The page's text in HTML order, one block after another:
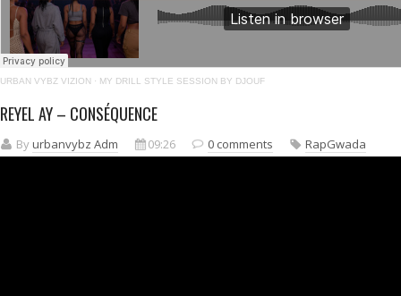
URBAN VYBZ VIZION · MY DRILL STYLE SESSION BY DJOUF
REYEL AY – CONSÉQUENCE
Byurbanvybz Adm 09:26 0 comments RapGwada